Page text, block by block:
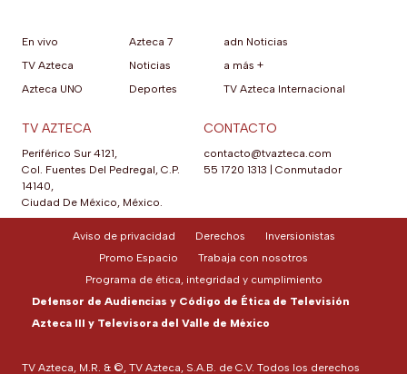
En vivo
TV Azteca
Azteca UNO
Azteca 7
Noticias
Deportes
adn Noticias
a más +
TV Azteca Internacional
TV AZTECA
Periférico Sur 4121,
Col. Fuentes Del Pedregal, C.P.
14140,
Ciudad De México, México.
CONTACTO
contacto@tvazteca.com
55 1720 1313
Conmutador
TV Azteca, M.R. & ©, TV Azteca, S.A.B. de C.V. Todos los derechos
Aviso de privacidad Derechos
Inversionistas
Promo Espacio
Trabaja con nosotros
Programa de ética, integridad y cumplimiento
Defensor de Audiencias y Código de Ética de Televisión
Azteca III y Televisora del Valle de México